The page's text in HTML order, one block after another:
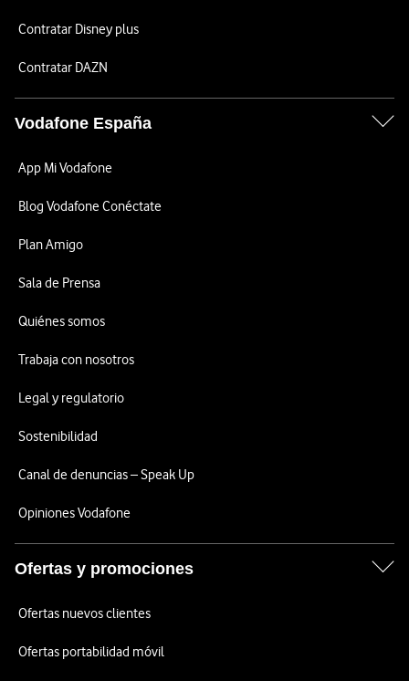
Contratar Disney plus
Contratar DAZN
Vodafone España
App Mi Vodafone
Blog Vodafone Conéctate
Plan Amigo
Sala de Prensa
Quiénes somos
Trabaja con nosotros
Legal y regulatorio
Sostenibilidad
Canal de denuncias – Speak Up
Opiniones Vodafone
Ofertas y promociones
Ofertas nuevos clientes
Ofertas portabilidad móvil